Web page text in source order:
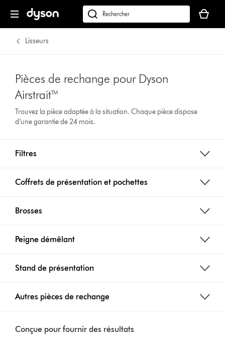
Rechercher
des
panier
est
Lisseurs
Pièces de rechange pour Dyson
Airstrait™
Trouvez la pièce adaptée à la situation. Chaque pièce dispose
d’une garantie de 24 mois.
Filtres
Coffrets de présentation et pochettes
Brosses
Peigne démêlant
Stand de présentation
Autres pièces de rechange
Conçue pour fournir des résultats